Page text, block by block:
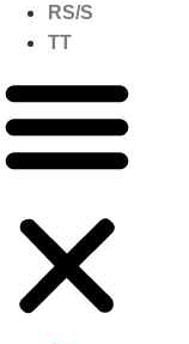
RS/S
TT